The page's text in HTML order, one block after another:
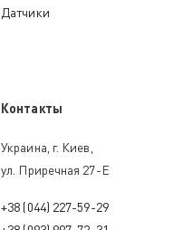
Датчики
Контакты
Украина, г. Киев,
ул. Приречная 27-Е
+38 (044) 227-59-29